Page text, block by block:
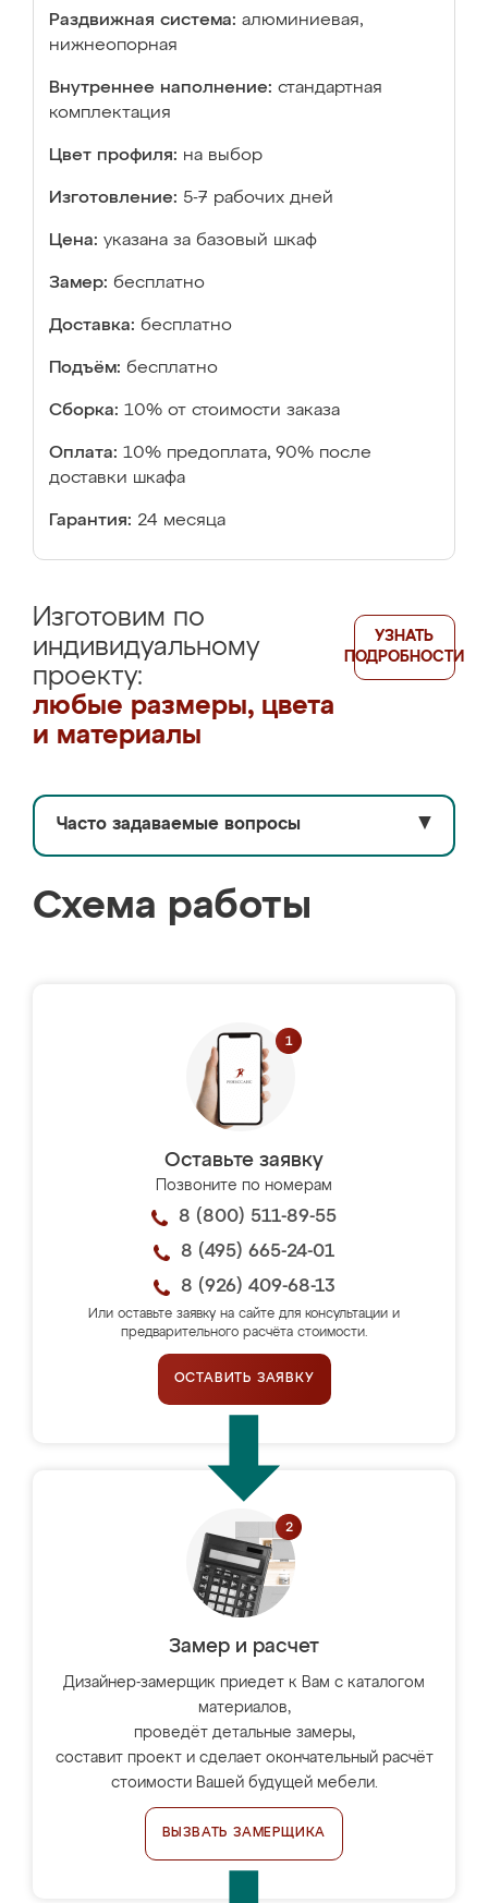
Раздвижная система: алюминиевая,
нижнеопорная
Внутреннее наполнение: стандартная
комплектация
Цвет профиля: на выбор
Изготовление: 5-7 рабочих дней
Цена: указана за базовый шкаф
Замер: бесплатно
Доставка: бесплатно
Подъём: бесплатно
Сборка: 10% от стоимости заказа
Оплата: 10% предоплата, 90% после
доставки шкафа
Гарантия: 24 месяца
Изготовим по
индивидуальному
проекту:
любые размеры, цвета
и материалы
УЗНАТЬ
ПОДРОБНОСТИ
Часто задаваемые вопросы ▼
Схема работы
Оставьте заявку
Позвоните по номерам
8 (800) 511-89-55
8 (495) 665-24-01
8 (926) 409-68-13
Или оставьте заявку на сайте для консультации и
предварительного расчёта стоимости.
ОСТАВИТЬ ЗАЯВКУ
Замер и расчет
Дизайнер-замерщик приедет к Вам с каталогом
материалов,
проведёт детальные замеры,
составит проект и сделает окончательный расчёт
стоимости Вашей будущей мебели.
ВЫЗВАТЬ ЗАМЕРЩИКА